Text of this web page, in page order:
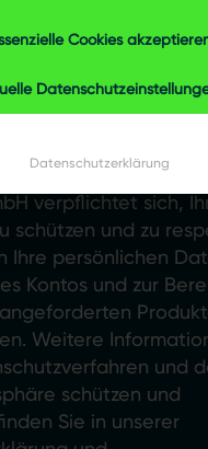
verpflichtet sich,
schützen und zu
Ihre persönlichen
Kontos und zur
Weitere
und
schützen und
Sie in unserer
Cookies
Datenschutzerklärung